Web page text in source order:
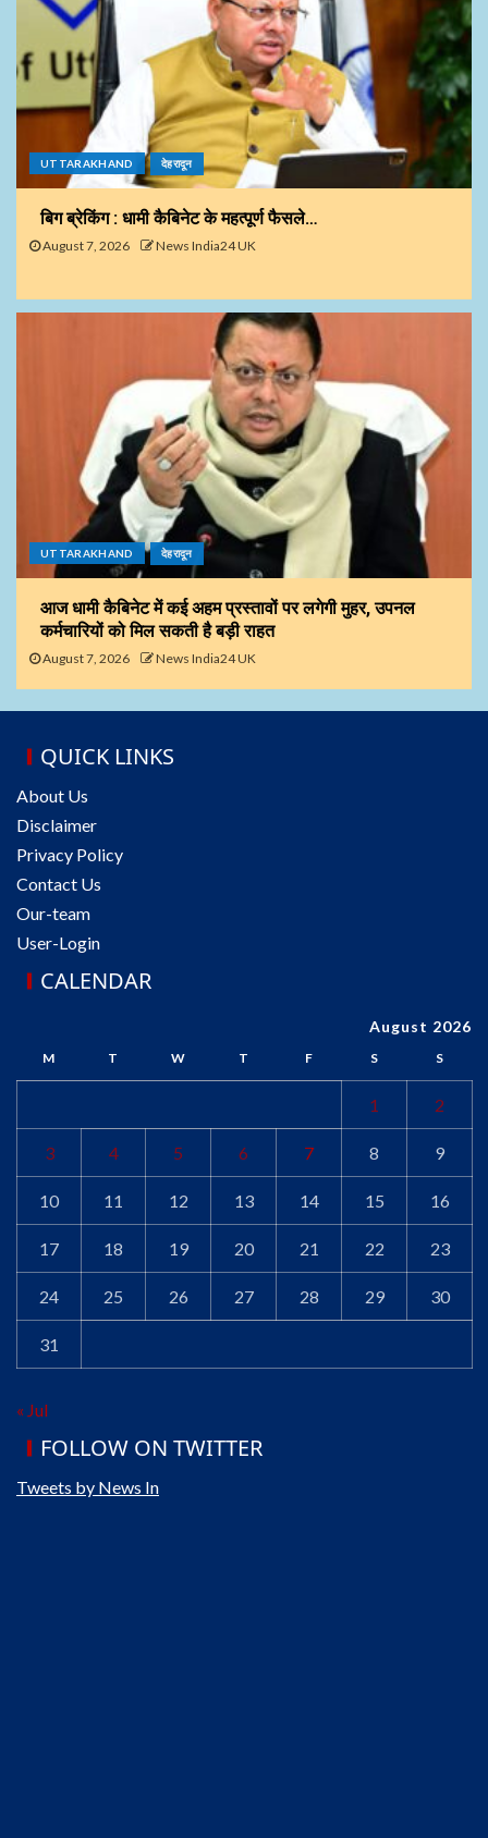
UTTARAKHAND देहरादून
बिग ब्रेकिंग : धामी कैबिनेट के महत्पूर्ण फैसले…
August 7, 2026 News India24 UK
UTTARAKHAND देहरादून
आज धामी कैबिनेट में कई अहम प्रस्तावों पर लगेगी मुहर, उपनल
कर्मचारियों को मिल सकती है बड़ी राहत
August 7, 2026 News India24 UK
QUICK LINKS
About Us
Disclaimer
Privacy Policy
Contact Us
Our-team
User-Login
CALENDAR
August 2026
M T W T F S S
1 2
3 4 5 6 7 8 9
10 11 12 13 14 15 16
17 18 19 20 21 22 23
24 25 26 27 28 29 30
31
« Jul
FOLLOW ON TWITTER
Tweets by News In